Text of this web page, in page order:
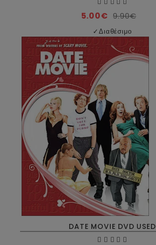
5.00€ 9.90€
✓Διαθέσιμο
DATE MOVIE DVD USED